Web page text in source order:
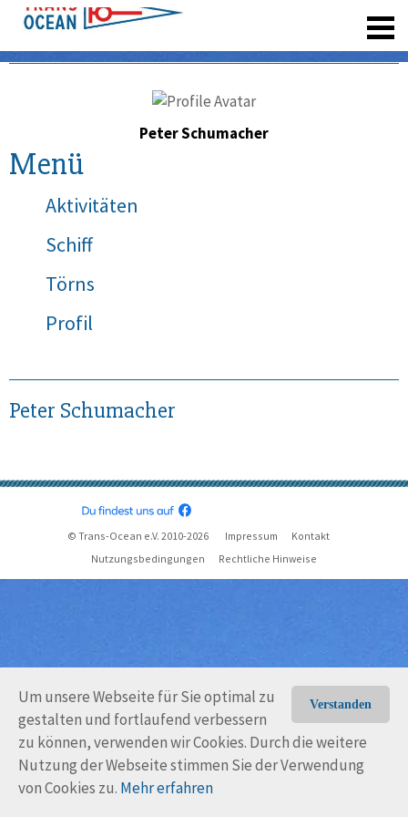
Verstanden
Um unsere Webseite für Sie optimal zu
gestalten und fortlaufend verbessern
zu können, verwenden wir Cookies. Durch die weitere
Nutzung der Webseite stimmen Sie der Verwendung
von Cookies zu. Mehr erfahren
Peter Schumacher
Menü
Aktivitäten
Schiff
Törns
Profil
Peter Schumacher
© Trans-Ocean e.V. 2010-2026 Impressum
Kontakt
Nutzungsbedingungen
Rechtliche Hinweise